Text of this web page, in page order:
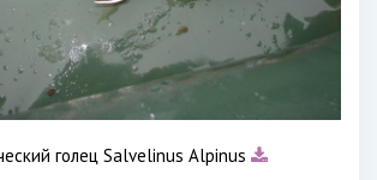
голец Salvelinus Alpinus